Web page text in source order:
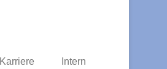
Karriere Intern